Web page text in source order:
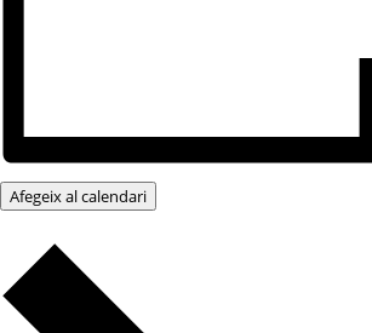
Afegeix al calendari